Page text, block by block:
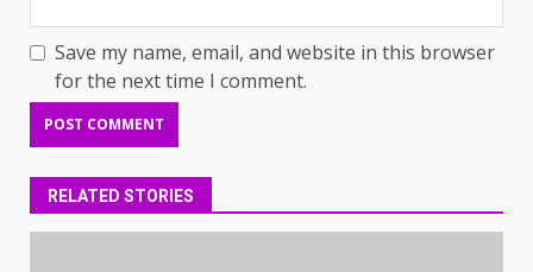
Save my name, email, and website in this browser
for the next time I comment.
RELATED STORIES